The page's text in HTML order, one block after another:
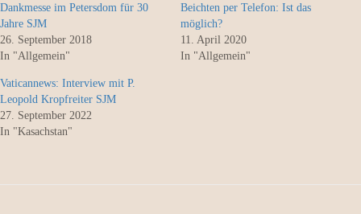
Dankmesse im Petersdom für 30
Jahre SJM
26. September 2018
In "Allgemein"
Beichten per Telefon: Ist das
möglich?
11. April 2020
In "Allgemein"
Vaticannews: Interview mit P.
Leopold Kropfreiter SJM
27. September 2022
In "Kasachstan"